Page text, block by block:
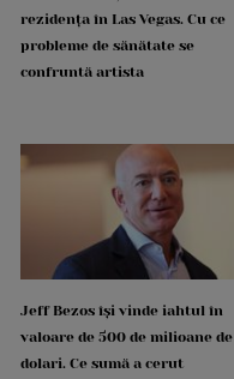
rezidența în Las Vegas. Cu ce
probleme de sănătate se
confruntă artista
Jeff Bezos își vinde iahtul în
valoare de 500 de milioane de
dolari. Ce sumă a cerut